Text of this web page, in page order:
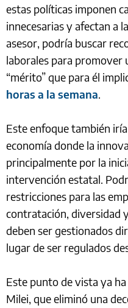
estas políticas imponen
innecesarias y afectan a
asesor, podría buscar
laborales para promover
“mérito” que para él
horas a la semana.
Este enfoque también
economía donde la
principalmente por la
intervención estatal.
restricciones para las
contratación, diversidad
deben ser gestionados
lugar de ser regulados
Este punto de vista ya
Milei, que eliminó una